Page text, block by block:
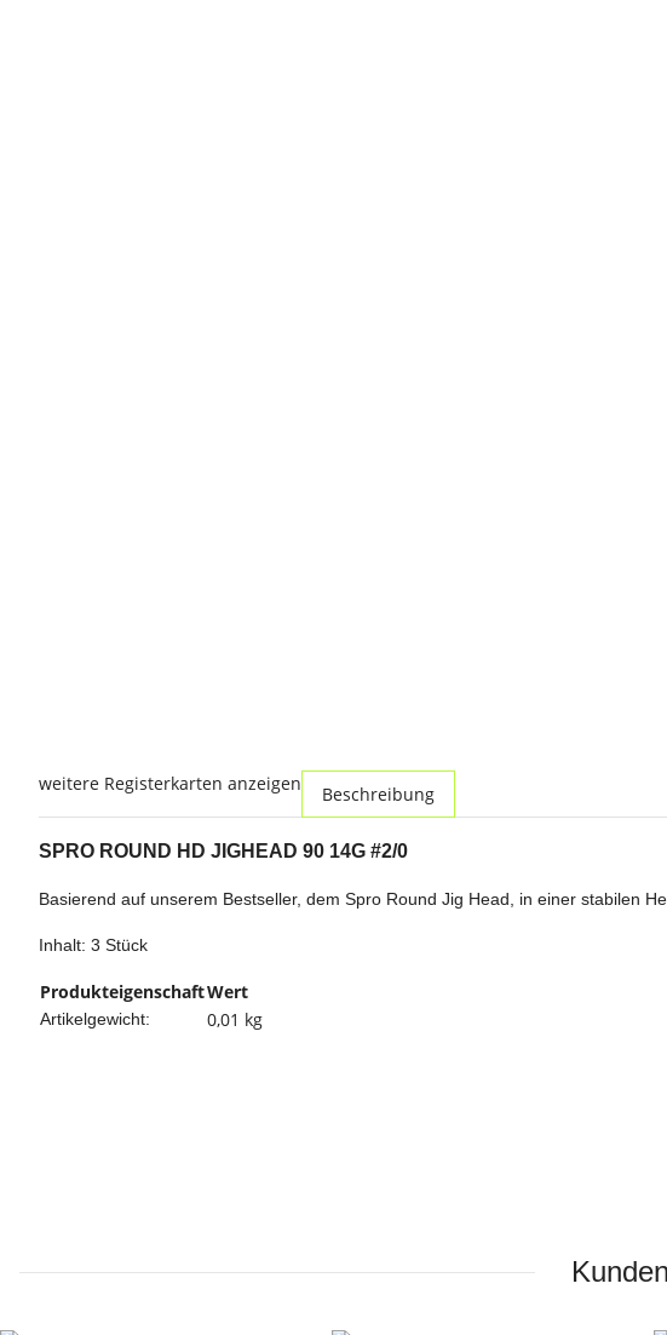
weitere Registerkarten anzeigen Beschreibung
SPRO ROUND HD JIGHEAD 90 14G #2/0
Basierend auf unserem Bestseller, dem Spro Round Jig Head, in einer stabilen
Inhalt: 3 Stück
ProdukteigenschaftWert
Artikelgewicht: 0,01 kg